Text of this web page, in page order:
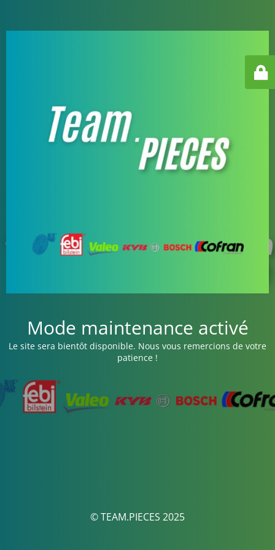
Mode maintenance activé
Le site sera bientôt disponible. Nous vous remercions de votre
patience !
© TEAM.PIECES 2025